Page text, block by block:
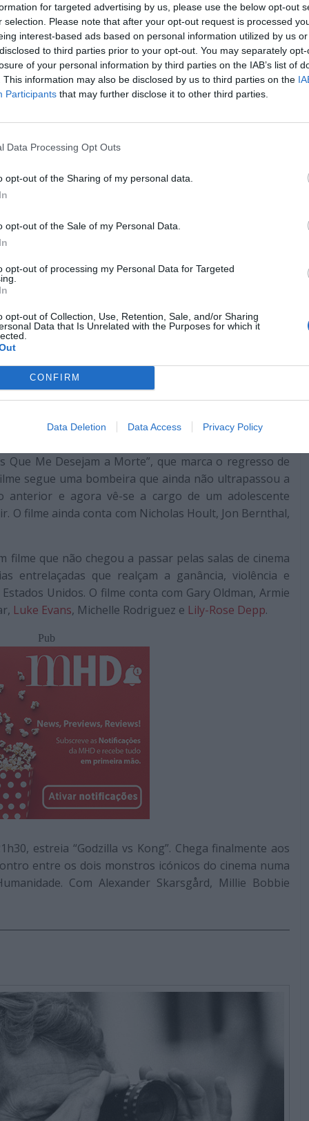
for targeted advertising by us, please use the below opt-out
selection. Please note that after your opt-out request is processed
interest-based ads based on personal information utilized by us
to third parties prior to your opt-out. You may separately
of your personal information by third parties on the IAB’s list of
This information may also be disclosed by us to third parties on the
Participants that may further disclose it to other third parties.
Data Processing Opt Outs
opt-out of the Sharing of my personal data.
opt-out of the Sale of my Personal Data.
opt-out of processing my Personal Data for Targeted
opt-out of Collection, Use, Retention, Sale, and/or Sharing
Data that Is Unrelated with the Purposes for which it
CONFIRM
Data Deletion Data Access Privacy Policy
no dia 7 às 21h30 com a estreia de
( “Killing Eve”
) e com Carey Mulligan no papel
que todos pensavam que tinha potencial, até que
vive uma vida dupla e procura vingança contra
Que Me Desejam a Morte”, que marca o regresso de
segue uma bombeira que ainda não ultrapassou a
anterior e agora vê-se a cargo de um adolescente
O filme ainda conta com Nicholas Hoult, Jon Bernthal,
filme que não chegou a passar pelas salas de cinema
entrelaçadas que realçam a ganância, violência e
Unidos. O filme conta com Gary Oldman, Armie
Luke Evans, Michelle Rodriguez e Lily-Rose Depp.
Pub
estreia “Godzilla vs Kong”. Chega finalmente aos
entre os dois monstros icónicos do cinema numa
Com Alexander Skarsgård, Millie Bobbie